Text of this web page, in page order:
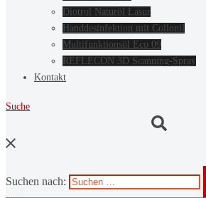
Diotrol Naturöl Lasur
Handdesinfektion mit Collonil
Multifunktionsöl Eco 09
REFLECON 3D Scanning-Spray
Kontakt
Suche
Suchen nach: